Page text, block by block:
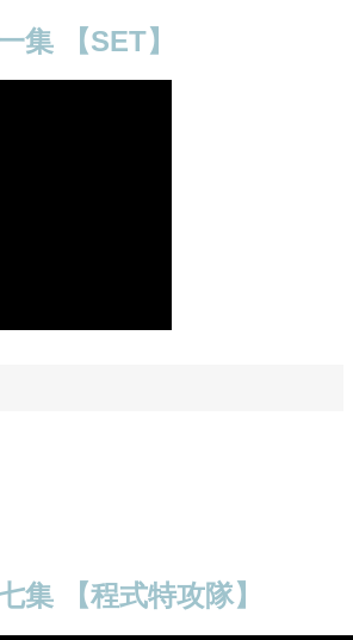
集 【SET】
集 【程式特攻隊】